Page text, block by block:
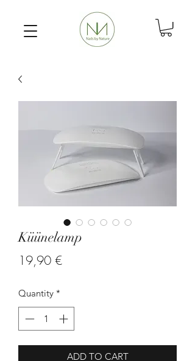
Küünelamp
19,90 €Price
Quantity *
ADD TO CART